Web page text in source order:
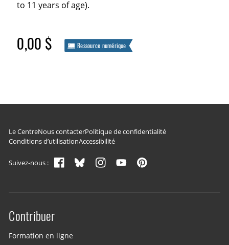
to 11 years of age).
0,00 $ Ressource numérique
Navigation du pied de page
Le CentreNous contacterPolitique de confidentialité
Conditions d’utilisationAccessibilité
Suivez-nous :
Site menu
Contribuer
Formation en ligne